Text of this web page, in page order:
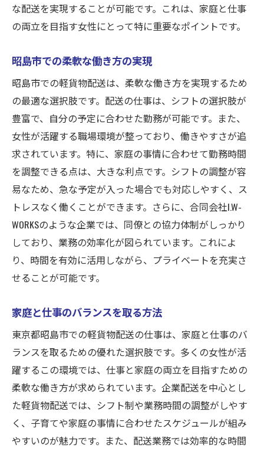
な配送を実現することが可能です。これは、家庭と仕事
の両立を目指す女性にとって特に重要なポイントです。
昭島市での柔軟な働き方の実現
昭島市での軽貨物配送は、柔軟な働き方を実現するため
の最適な選択肢です。配送の仕事は、シフトの選択肢が
豊富で、自分の予定に合わせた勤務が可能です。また、
女性が活躍する職場環境が整っており、働きやすさが追
求されています。特に、家庭の事情に合わせて勤務時間
を調整できる点は、大きな利点です。シフトの調整が容
易なため、急な予定が入った場合でも対応しやすく、ス
トレスなく働くことができます。さらに、合同会社I.W-
WORKSのような企業では、同僚との協力体制がしっかり
しており、業務の効率化が図られています。これによ
り、時間を有効に活用しながら、プライベートを充実さ
せることが可能です。
家庭と仕事のバランスを取る方法
東京都昭島市での軽貨物配送の仕事は、家庭と仕事のバ
ランスを取るための優れた選択肢です。多くの女性が活
躍するこの環境では、仕事と家庭の両立を目指すための
柔軟な働き方が求められています。企業配送を中心とし
た軽貨物配送では、シフト制や業務時間の調整がしやす
く、子育てや家庭の事情に合わせたスケジュールが組み
やすいのが魅力です。また、配送業務では効率的な時間